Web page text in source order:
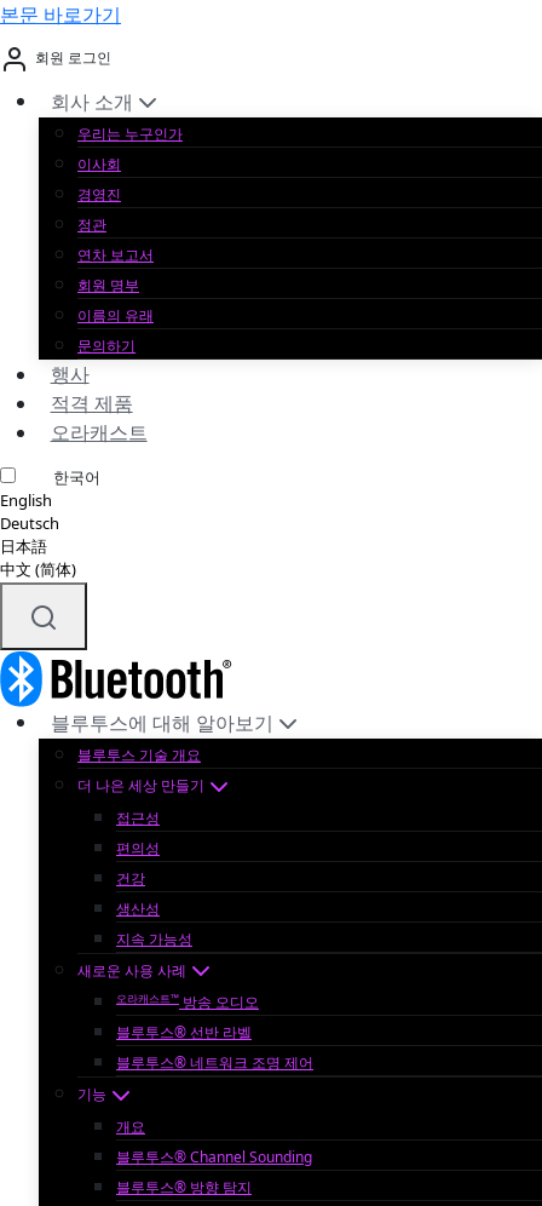
본문 바로가기
회원 로그인
회사 소개
우리는 누구인가
이사회
경영진
정관
연차 보고서
회원 명부
이름의 유래
문의하기
행사
적격 제품
오라캐스트
한국어
English
Deutsch
日本語
中文 (简体)
블루투스에 대해 알아보기
블루투스 기술 개요
더 나은 세상 만들기
접근성
편의성
건강
생산성
지속 가능성
새로운 사용 사례
오라캐스트™ 방송 오디오
블루투스® 선반 라벨
블루투스® 네트워크 조명 제어
기능
개요
블루투스® Channel Sounding
블루투스® 방향 탐지